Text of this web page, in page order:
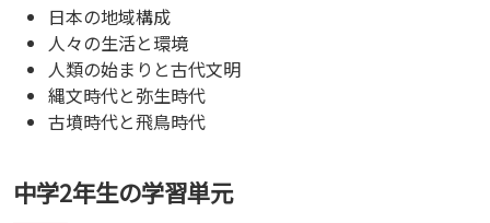
日本の地域構成
人々の生活と環境
人類の始まりと古代文明
縄文時代と弥生時代
古墳時代と飛鳥時代
中学2年生の学習単元